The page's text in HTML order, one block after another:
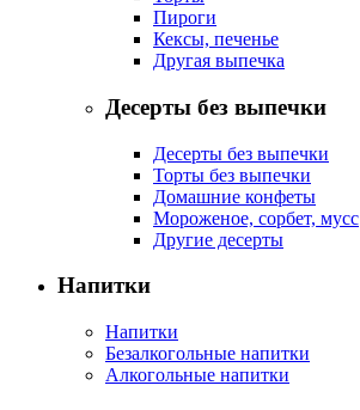
Пироги
Кексы, печенье
Другая выпечка
Десерты без выпечки
Десерты без выпечки
Торты без выпечки
Домашние конфеты
Мороженое, сорбет, мусс
Другие десерты
Напитки
Напитки
Безалкогольные напитки
Алкогольные напитки